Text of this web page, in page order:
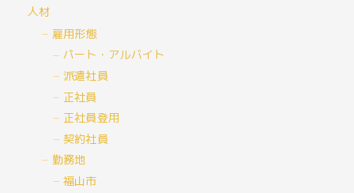
人材
雇用形態
パート・アルバイト
派遣社員
正社員
正社員登用
契約社員
勤務地
福山市